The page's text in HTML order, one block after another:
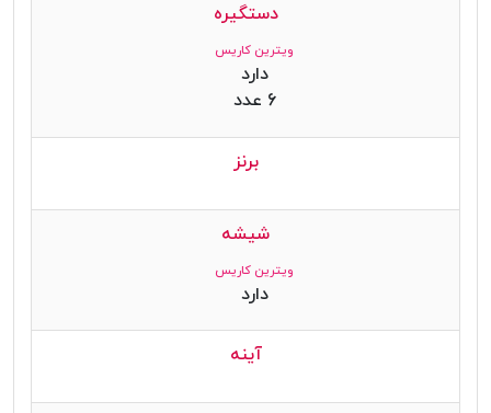
دستگیره
ویترین کاریس
دارد
6 عدد
برنز
شیشه
ویترین کاریس
دارد
آینه